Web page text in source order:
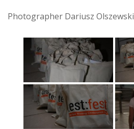
Photographer Dariusz Olszewski